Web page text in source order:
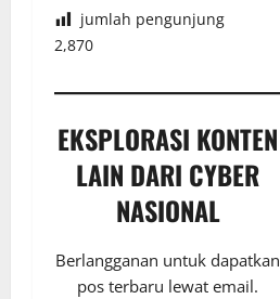
jumlah pengunjung
2,870
EKSPLORASI KONTEN
LAIN DARI CYBER
NASIONAL
Berlangganan untuk dapatkan
pos terbaru lewat email.